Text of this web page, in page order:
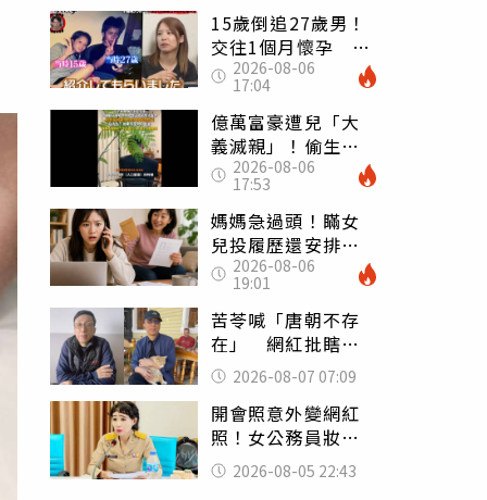
15歲倒追27歲男！
交往1個月懷孕 36
歲當阿嬤故事曝光
2026-08-06
17:04
億萬富豪遭兒「大
義滅親」！偷生子
怕曝光 竟盜鄰居
身份辦假證落戶
2026-08-06
17:53
媽媽急過頭！瞞女
兒投履歷還安排面
試 她接來電當場
傻眼
2026-08-06
19:01
苦苓喊「唐朝不存
在」 網紅批瞎編
歷史：李白、杜甫
用鮮卑文寫詩？
2026-08-07 07:09
開會照意外變網紅
照！女公務員妝容
掀2千則留言 本人
怒嗆：化妝有錯嗎
2026-08-05 22:43